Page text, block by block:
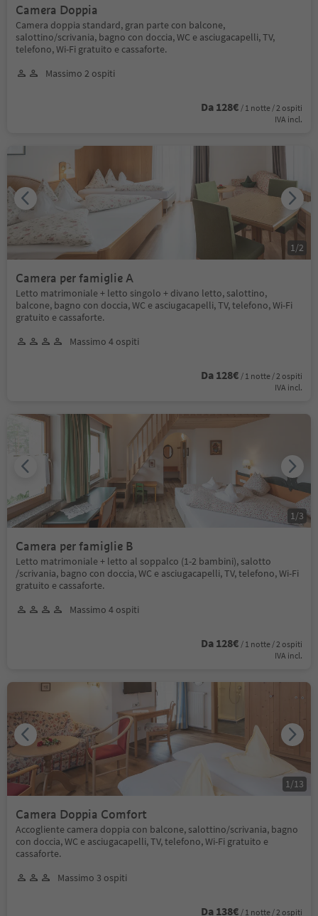
Camera Doppia
Camera doppia standard, gran parte con balcone,
salottino/scrivania, bagno con doccia, WC e asciugacapelli, TV,
telefono, Wi-Fi gratuito e cassaforte.
Massimo 2 ospiti
Da 128€ / 1 notte / 2 ospiti
IVA incl.
Camera per famiglie A
Letto matrimoniale + letto singolo + divano letto, salottino,
balcone, bagno con doccia, WC e asciugacapelli, TV, telefono, Wi-Fi
gratuito e cassaforte.
Massimo 4 ospiti
Da 128€ / 1 notte / 2 ospiti
IVA incl.
1 /2
Camera per famiglie B
Letto matrimoniale + letto al soppalco (1-2 bambini), salotto
/scrivania, bagno con doccia, WC e asciugacapelli, TV, telefono, Wi-Fi
gratuito e cassaforte.
Massimo 4 ospiti
Da 128€ / 1 notte / 2 ospiti
IVA incl.
1 /3
Camera Doppia Comfort
Accogliente camera doppia con balcone, salottino/scrivania, bagno
con doccia, WC e asciugacapelli, TV, telefono, Wi-Fi gratuito e
cassaforte.
Massimo 3 ospiti
Da 138€ / 1 notte / 2 ospiti
1 /13